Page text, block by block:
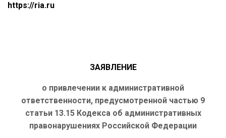
https://ria.ru
ЗАЯВЛЕНИЕ
о привлечении к административной
ответственности, предусмотренной частью 9
статьи 13.15 Кодекса об административных
правонарушениях Российской Федерации